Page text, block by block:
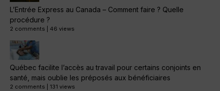
L’Entrée Express au Canada – Comment faire ? Quelle
procédure ?
2 comments 46 views
Québec facilite l’accès au travail pour certains conjoints en
santé, mais oublie les préposés aux bénéficiaires
2 comments 131 views